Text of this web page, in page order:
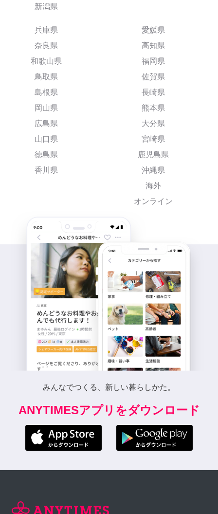
新潟県
兵庫県
奈良県
和歌山県
鳥取県
島根県
岡山県
広島県
山口県
徳島県
香川県
愛媛県
高知県
福岡県
佐賀県
長崎県
熊本県
大分県
宮崎県
鹿児島県
沖縄県
海外
オンライン
みんなでつくる、新しい暮らしかた。
ANYTIMESアプリをダウンロード